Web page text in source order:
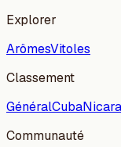
Explorer
ArômesVitoles
Classement
GénéralCuba
Communauté